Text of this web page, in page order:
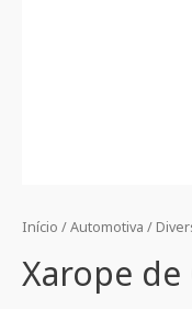
Início /Automotiva /
Xarope de